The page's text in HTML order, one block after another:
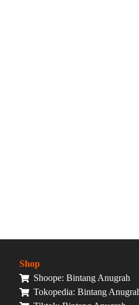
Shop
Shoope: Bintang Anugrah
Tokopedia: Bintang